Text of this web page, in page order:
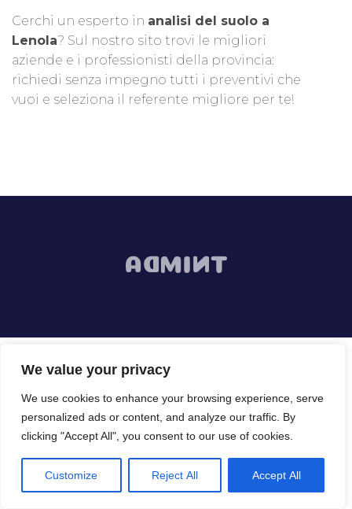
We value your privacy
We use cookies to enhance your browsing experience, serve
personalized ads or content, and analyze our traffic. By
clicking "Accept All", you consent to our use of cookies.
Customize Reject All Accept All
Cerchi un esperto in analisi del suolo a
Lenola? Sul nostro sito trovi le migliori
aziende e i professionisti della provincia:
richiedi senza impegno tutti i preventivi che
vuoi e seleziona il referente migliore per te!
Spaziconfinati.it Ti Invita
Lavora Con Noi
Sei Una Ditta Di Settore? Cosa Aspetti